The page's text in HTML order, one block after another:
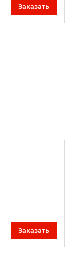
Заказать
Заказать